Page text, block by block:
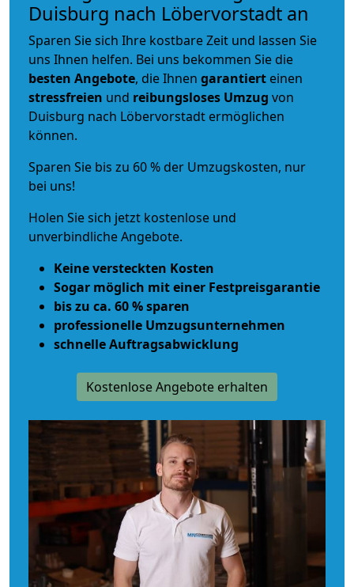
Duisburg nach Löbervorstadt an
Sparen Sie sich Ihre kostbare Zeit und lassen Sie
uns Ihnen helfen. Bei uns bekommen Sie die
besten Angebote, die Ihnen garantiert einen
stressfreien und reibungsloses Umzug von
Duisburg nach Löbervorstadt ermöglichen
können.
Sparen Sie bis zu 60 % der Umzugskosten, nur
bei uns!
Holen Sie sich jetzt kostenlose und
unverbindliche Angebote.
Keine versteckten Kosten
Sogar möglich mit einer Festpreisgarantie
bis zu ca. 60 % sparen
professionelle Umzugsunternehmen
schnelle Auftragsabwicklung
Kostenlose Angebote erhalten